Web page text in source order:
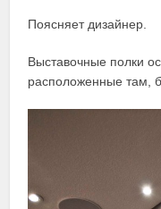
Поясняет дизайнер.
Выставочные полки
расположенные там,